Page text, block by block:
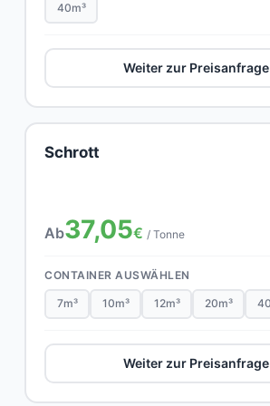
40m³
Weiter zur Preisanfrage
Schrott
Ab37,05€ / Tonne
CONTAINER AUSWÄHLEN
7m³ 10m³ 12m³ 20m³
Weiter zur Preisanfrage